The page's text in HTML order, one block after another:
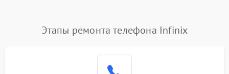
Этапы ремонта телефона Infinix